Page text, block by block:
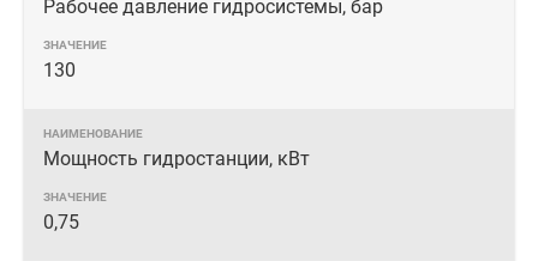
Рабочее давление гидросистемы, бар
130
Мощность гидростанции, кВт
0,75